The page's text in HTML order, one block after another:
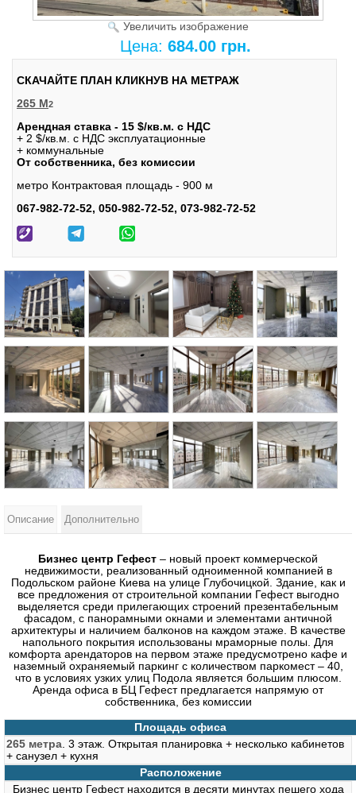
Увеличить изображение
Цена: 684.00 грн.
СКАЧАЙТЕ ПЛАН КЛИКНУВ НА МЕТРАЖ
265 М2
Арендная ставка - 15 $/кв.м. с НДС
+ 2 $/кв.м. с НДС эксплуатационные
+ коммунальные
От собственника, без комиссии
метро Контрактовая площадь - 900 м
067-982-72-52, 050-982-72-52, 073-982-72-52
Описание Дополнительно
Бизнес центр Гефест – новый проект коммерческой
недвижимости, реализованный одноименной компанией в
Подольском районе Киева на улице Глубочицкой. Здание, как и
все предложения от строительной компании Гефест выгодно
выделяется среди прилегающих строений презентабельным
фасадом, с панорамными окнами и элементами античной
архитектуры и наличием балконов на каждом этаже. В качестве
напольного покрытия использованы мраморные полы. Для
комфорта арендаторов на первом этаже предусмотрено кафе и
наземный охраняемый паркинг с количеством паркомест – 40,
что в условиях узких улиц Подола является большим плюсом.
Аренда офиса в БЦ Гефест предлагается напрямую от
собственника, без комиссии
Площадь офиса
265 метра . 3 этаж. Открытая планировка + несколько кабинетов
+ санузел + кухня
Расположение
Бизнес центр Гефест находится в десяти минутах пешего хода